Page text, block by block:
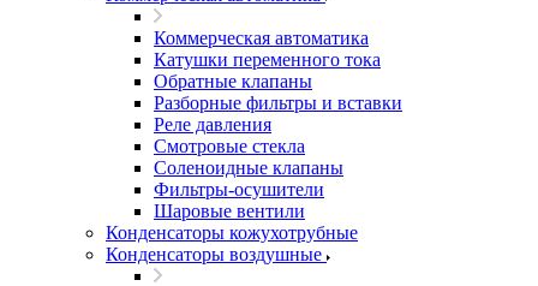
Коммерческая автоматика
Катушки переменного тока
Обратные клапаны
Разборные фильтры и вставки
Реле давления
Смотровые стекла
Соленоидные клапаны
Фильтры-осушители
Шаровые вентили
Конденсаторы кожухотрубные
Конденсаторы воздушные